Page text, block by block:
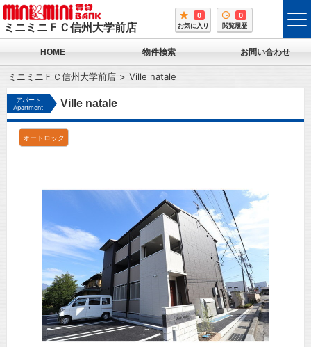
ミニミニＦＣ信州大学前店
0
お気に入り
0
閲覧履歴
HOME 物件検索 お問い合わせ
ミニミニＦＣ信州大学前店 Ville natale
アパート
Apartment
Ville natale
オートロック